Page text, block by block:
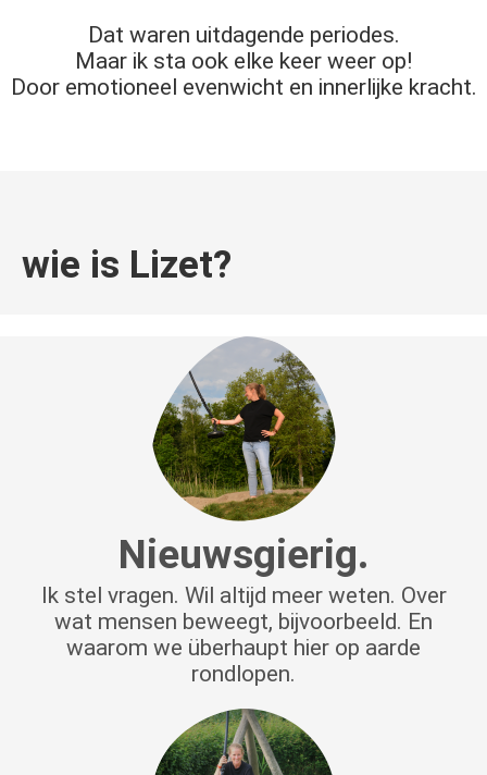
Dat waren uitdagende periodes.
Maar ik sta ook elke keer weer op!
Door emotioneel evenwicht en innerlijke kracht.
wie is Lizet?
Nieuwsgierig.
Ik stel vragen. Wil altijd meer weten. Over
wat mensen beweegt, bijvoorbeeld. En
waarom we überhaupt hier op aarde
rondlopen.